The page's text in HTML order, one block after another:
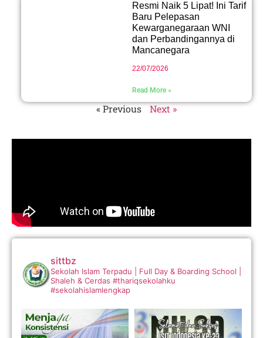
Resmi Naik 5 Lipat! Ini Tarif
Baru Pelepasan
Kewarganegaraan WNI
dan Perbandingannya di
Mancanegara
22/07/2026
Read More »
« Previous Next »
sittbz
Sekolah Islam Terpadu | Full Day & Boarding School |
Shaleh & Cerdas #thariqsekolahku
#sekolahislamlengkap